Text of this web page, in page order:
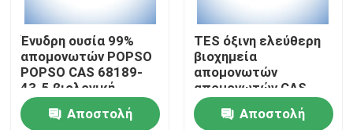
Ποιοτικός έλεγχος
Μας ελάτε σε επαφή με
Ειδήσεις
Ένυδρη ουσία 99%
απομονωτών POPSO
POPSO CAS 68189-
43-5 βιολογική
Αποστολή
TES όξινη ελεύθερη
βιοχημεία
απομονωτών
απομονωτών CAS
7365-44-8 βιολογική
Αποστολή